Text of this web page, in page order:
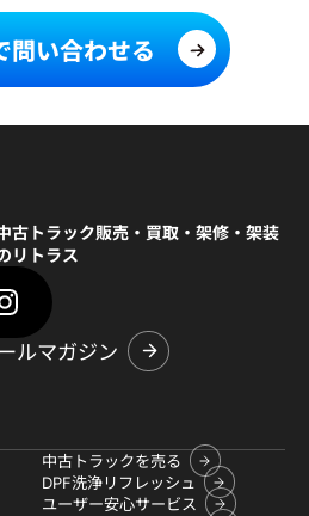
問い合わせる
古トラック販売・買取・架修・架装
リトラス
ルマガジン
中古トラックを売る
DPF洗浄リフレッシュ
ユーザー安心サービス